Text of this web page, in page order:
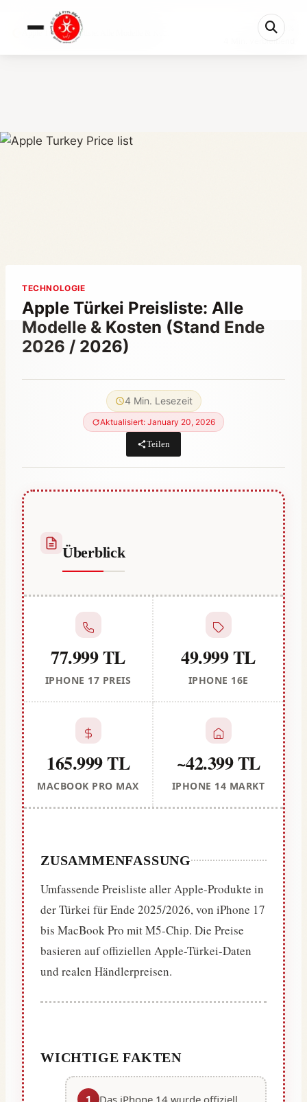
Apple Türkei Preisliste: Alle Modelle & Ko...
4 Min. verbleibend
TECHNOLOGIE
Apple Türkei Preisliste: Alle
Modelle & Kosten (Stand Ende
2026 / 2026)
4 Min. Lesezeit
Aktualisiert: January 20, 2026
Teilen
Überblick
77.999 TL
IPHONE 17 PREIS
49.999 TL
IPHONE 16E
165.999 TL
MACBOOK PRO MAX
~42.399 TL
IPHONE 14 MARKT
ZUSAMMENFASSUNG
Umfassende Preisliste aller Apple-Produkte in
der Türkei für Ende 2025/2026, von iPhone 17
bis MacBook Pro mit M5-Chip. Die Preise
basieren auf offiziellen Apple-Türkei-Daten
und realen Händlerpreisen.
WICHTIGE FAKTEN
1
Das iPhone 14 wurde offiziell